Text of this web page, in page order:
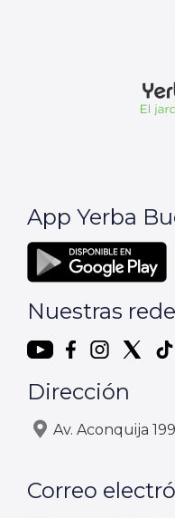
App Yerba
Nuestras
Dirección
Av. Aconquija
Correo